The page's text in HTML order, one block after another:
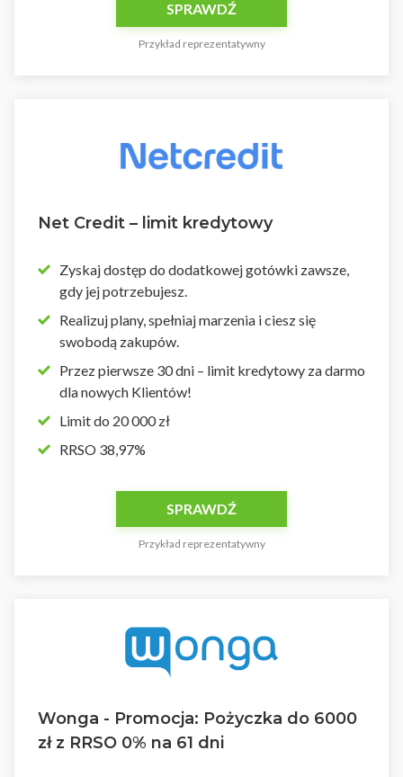
SPRAWDŹ
Przykład reprezentatywny
Net Credit – limit kredytowy
Zyskaj dostęp do dodatkowej gotówki zawsze,
gdy jej potrzebujesz.
Realizuj plany, spełniaj marzenia i ciesz się
swobodą zakupów.
Przez pierwsze 30 dni – limit kredytowy za darmo
dla nowych Klientów!
Limit do 20 000 zł
RRSO 38,97%
SPRAWDŹ
Przykład reprezentatywny
Wonga - Promocja: Pożyczka do 6000
zł z RRSO 0% na 61 dni